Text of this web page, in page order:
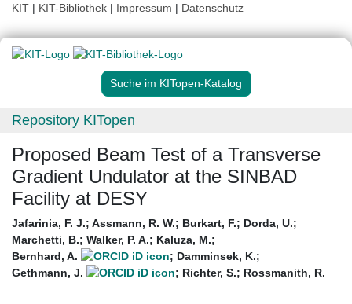
KIT | KIT-Bibliothek | Impressum | Datenschutz
Suche im KITopen-Katalog
Repository KITopen
Proposed Beam Test of a Transverse
Gradient Undulator at the SINBAD
Facility at DESY
Jafarinia, F. J.; Assmann, R. W.; Burkart, F.; Dorda, U.;
Marchetti, B.; Walker, P. A.; Kaluza, M.;
Bernhard, A.
; Damminsek, K.;
Gethmann, J.
; Richter, S.; Rossmanith, R.